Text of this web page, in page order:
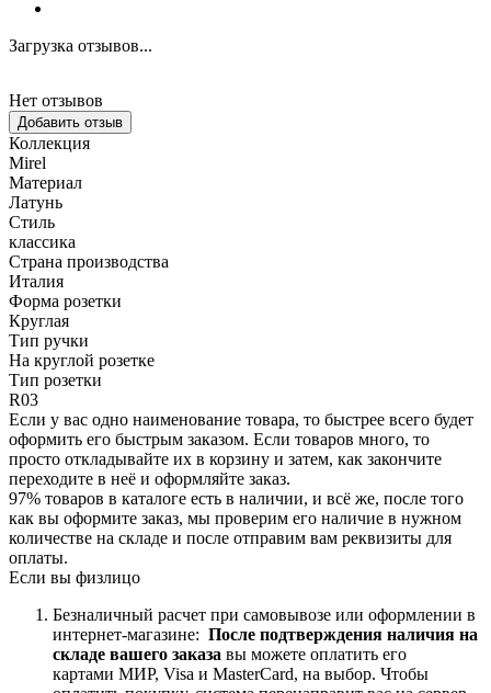
Загрузка отзывов...
Нет отзывов
Добавить отзыв
Коллекция
Mirel
Материал
Латунь
Стиль
классика
Страна производства
Италия
Форма розетки
Круглая
Тип ручки
На круглой розетке
Тип розетки
R03
Если у вас одно наименование товара, то быстрее всего будет
оформить его быстрым заказом. Если товаров много, то
просто откладывайте их в корзину и затем, как закончите
переходите в неё и оформляйте заказ.
97% товаров в каталоге есть в наличии, и всё же, после того
как вы оформите заказ, мы проверим его наличие в нужном
количестве на складе и после отправим вам реквизиты для
оплаты.
Если вы физлицо
Безналичный расчет при самовывозе или оформлении в
интернет-магазине: После подтверждения наличия на
складе вашего заказа вы можете оплатить его
картами МИР, Visa и MasterCard, на выбор. Чтобы